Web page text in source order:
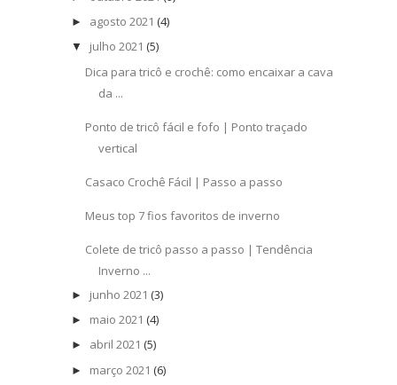
► agosto 2021 (4)
▼ julho 2021 (5)
Dica para tricô e crochê: como encaixar a cava
da ...
Ponto de tricô fácil e fofo | Ponto traçado
vertical
Casaco Crochê Fácil | Passo a passo
Meus top 7 fios favoritos de inverno
Colete de tricô passo a passo | Tendência
Inverno ...
► junho 2021 (3)
► maio 2021 (4)
► abril 2021 (5)
► março 2021 (6)